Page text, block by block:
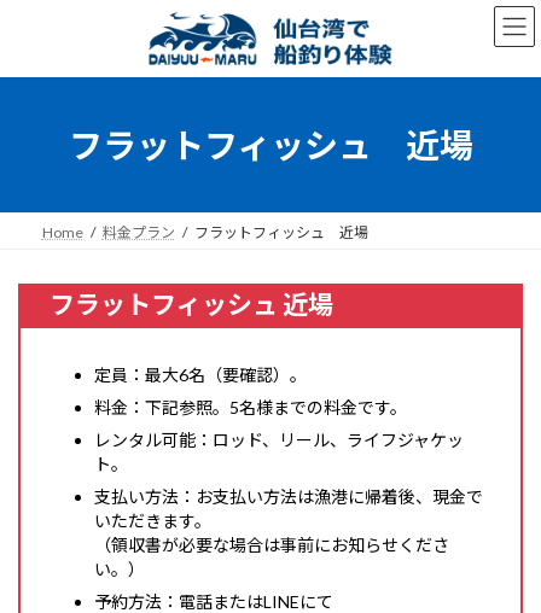
ン
ー
フラットフィッシュ 近場
Home 料金プラン フラットフィッシュ 近場
フラットフィッシュ 近場
定員：最大6名（要確認）。
料金：下記参照。5名様までの料金です。
レンタル可能：ロッド、リール、ライフジャケッ
ト。
支払い方法：お支払い方法は漁港に帰着後、現金で
いただきます。
（領収書が必要な場合は事前にお知らせくださ
い。）
予約方法：電話またはLINEにて